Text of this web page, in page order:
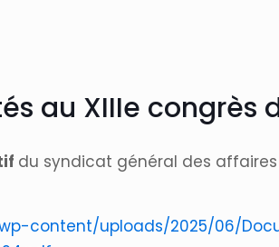
au XIIIe congrès
du syndicat général des
content/uploads/2025/06/